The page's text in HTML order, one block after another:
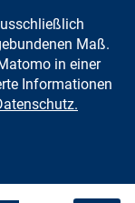
springen
Maß.
in einer
Informationen